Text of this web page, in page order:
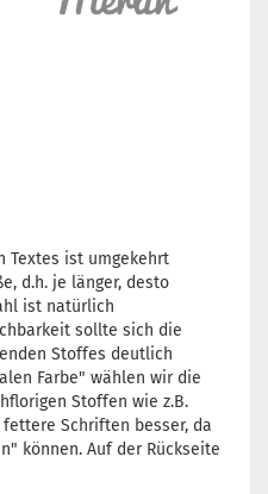
Textes ist umgekehrt
d.h. je länger, desto
ist natürlich
sollte sich die
Stoffes deutlich
Farbe" wählen wir die
Stoffen wie z.B.
Schriften besser, da
können. Auf der Rückseite